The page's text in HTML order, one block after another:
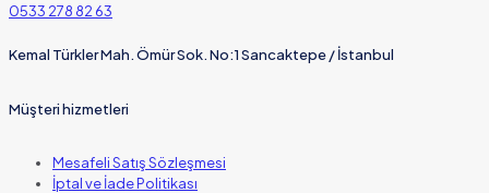
0533 278 82 63
Kemal Türkler Mah. Ömür Sok. No:1 Sancaktepe / İstanbul
Müşteri hizmetleri
Mesafeli Satış Sözleşmesi
İptal ve İade Politikası